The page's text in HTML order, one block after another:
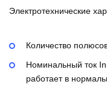
Электротехнические
Количество
Номинальный ток
работает в